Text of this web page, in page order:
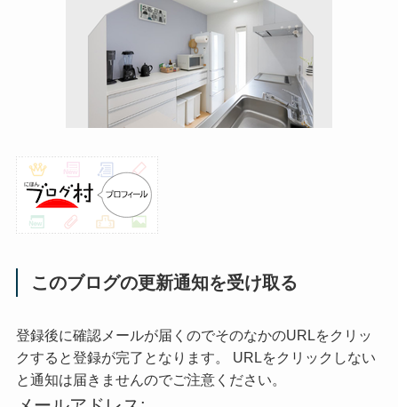
このブログの更新通知を受け取る
登録後に確認メールが届くのでそのなかのURLをクリッ
クすると登録が完了となります。 URLをクリックしない
と通知は届きませんのでご注意ください。